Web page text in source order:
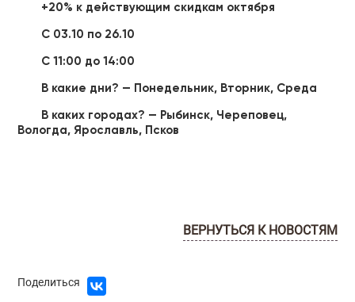
+20% к действующим скидкам октября
C 03.10 по 26.10
С 11:00 до 14:00
В какие дни? — Понедельник, Вторник, Среда
В каких городах? — Рыбинск, Череповец,
Вологда, Ярославль, Псков
ВЕРНУТЬСЯ К НОВОСТЯМ
Поделиться